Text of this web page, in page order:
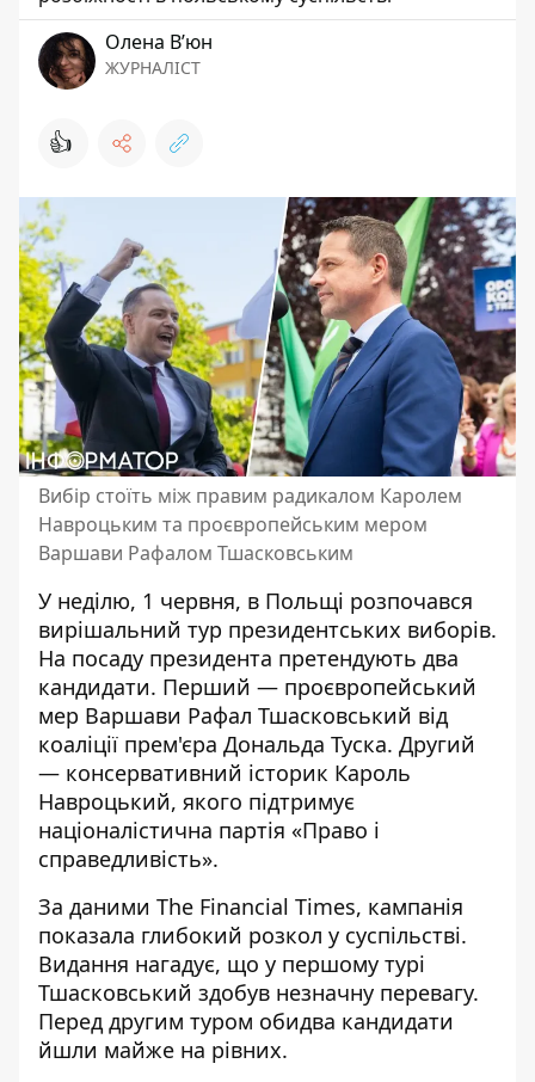
Олена Вʼюн
ЖУРНАЛІСТ
👍
Вибір стоїть між правим радикалом Каролем
Навроцьким та проєвропейським мером
Варшави Рафалом Тшасковським
У неділю, 1 червня, в Польщі розпочався
вирішальний тур президентських виборів.
На посаду президента претендують два
кандидати. Перший — проєвропейський
мер Варшави Рафал Тшасковський від
коаліції прем'єра Дональда Туска. Другий
— консервативний історик Кароль
Навроцький, якого підтримує
націоналістична партія «Право і
справедливість».
За даними The Financial Times, кампанія
показала глибокий розкол у суспільстві.
Видання нагадує, що у першому турі
Тшасковський здобув незначну перевагу.
Перед другим туром обидва кандидати
йшли майже на рівних.